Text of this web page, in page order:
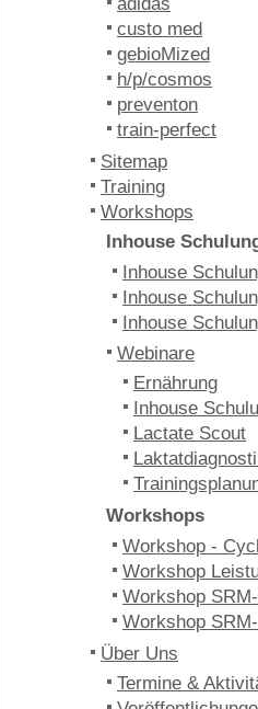
custo med
gebioMized
h/p/cosmos
preventon
train-perfect
Sitemap
Training
Workshops
Inhouse
Inhouse
Inhouse
Inhouse
Webinare
Ernährung
Inhouse
Lactate Scout
Workshops
Workshop -
Workshop
Workshop
Workshop
Über Uns
Termine &